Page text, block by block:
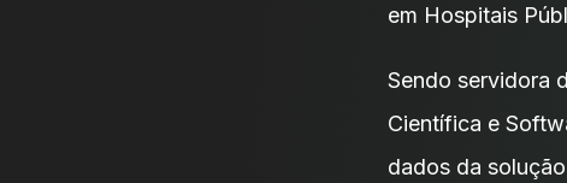
em Hospitais
Sendo servidora
Científica e
dados da